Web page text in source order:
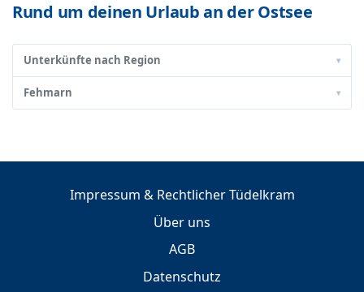
Rund um deinen Urlaub an der Ostsee
Unterkünfte nach Region ▾
Fehmarn ▾
Impressum & Rechtlicher Tüdelkram
Über uns
AGB
Datenschutz